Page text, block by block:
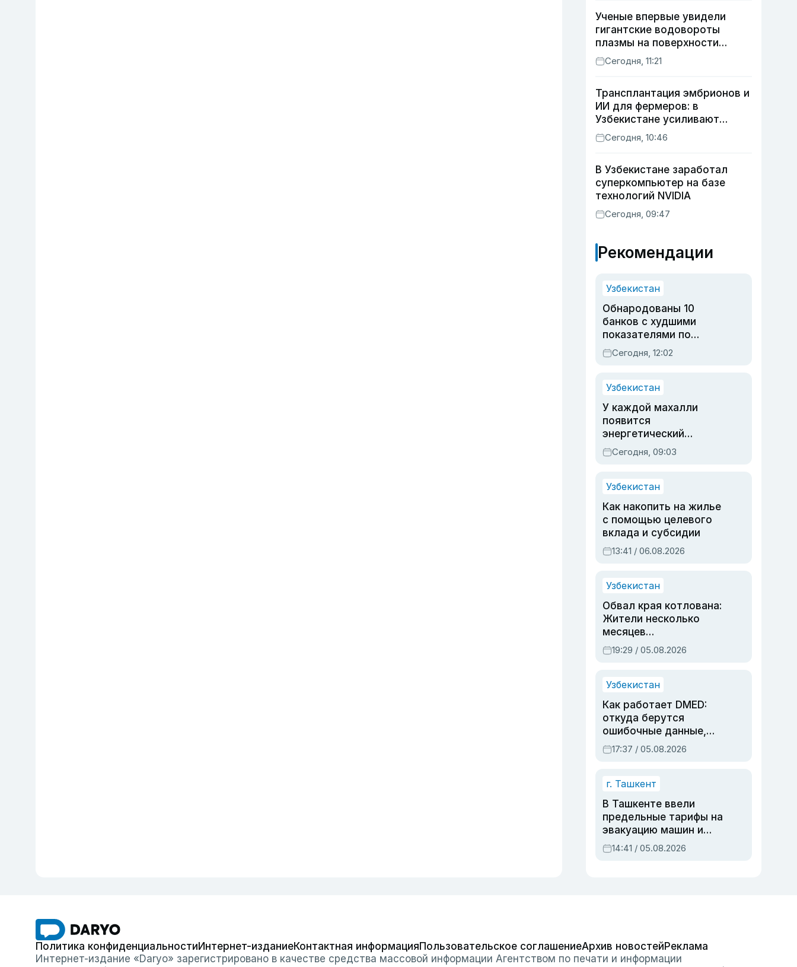
Ученые впервые увидели
гигантские водовороты
плазмы на поверхности
Солнца
Сегодня, 11:21
Трансплантация эмбрионов и
ИИ для фермеров: в
Узбекистане усиливают
развитие животноводства
Сегодня, 10:46
В Узбекистане заработал
суперкомпьютер на базе
технологий NVIDIA
Сегодня, 09:47
Рекомендации
Узбекистан
Обнародованы 10
банков с худшими
показателями по
обращениям
Сегодня, 12:02
Узбекистан
У каждой махалли
появится
энергетический
паспорт
Сегодня, 09:03
Узбекистан
Как накопить на жилье
с помощью целевого
вклада и субсидии
13:41 / 06.08.2026
Узбекистан
Обвал края котлована:
Жители несколько
месяцев
предупреждали об
опасности, но стройка
19:29 / 05.08.2026
Узбекистан
Как работает DMED:
откуда берутся
ошибочные данные,
дубли аккаунтов и
очереди по онлайн-
17:37 / 05.08.2026
г. Ташкент
В Ташкенте ввели
предельные тарифы на
эвакуацию машин и
штрафстоянки
14:41 / 05.08.2026
Политика конфиденциальностиИнтернет-изданиеКонтактная информацияПользовательское соглашениеАрхив новостейРеклама
Интернет-издание «Daryo» зарегистрировано в качестве средства массовой информации Агентством по печати и информации